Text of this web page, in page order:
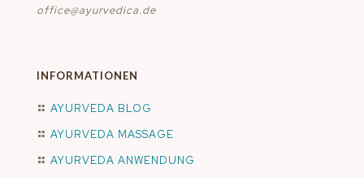
office@ayurvedica.de
INFORMATIONEN
AYURVEDA BLOG
AYURVEDA MASSAGE
AYURVEDA ANWENDUNG